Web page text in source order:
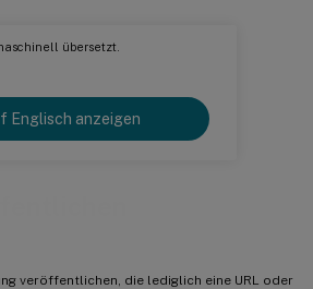
übersetzt.
Englisch anzeigen
veröffentlichen, die lediglich eine URL oder